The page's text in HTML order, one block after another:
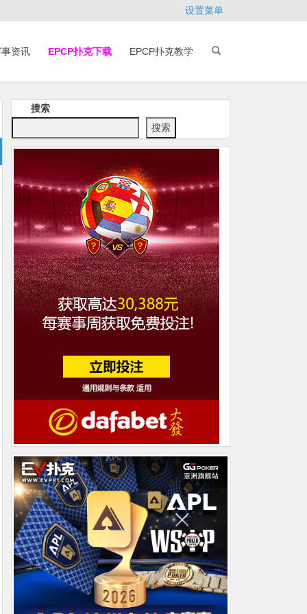
设置菜单
资讯 EPCP扑克下载 EPCP扑克教学
搜索
搜索